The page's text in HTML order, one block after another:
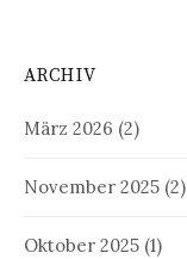
ARCHIV
März 2026 (2)
November 2025 (2)
Oktober 2025 (1)